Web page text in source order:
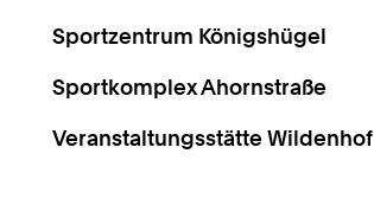
Sportzentrum Königshügel
Sportkomplex Ahornstraße
Veranstaltungsstätte Wildenhof